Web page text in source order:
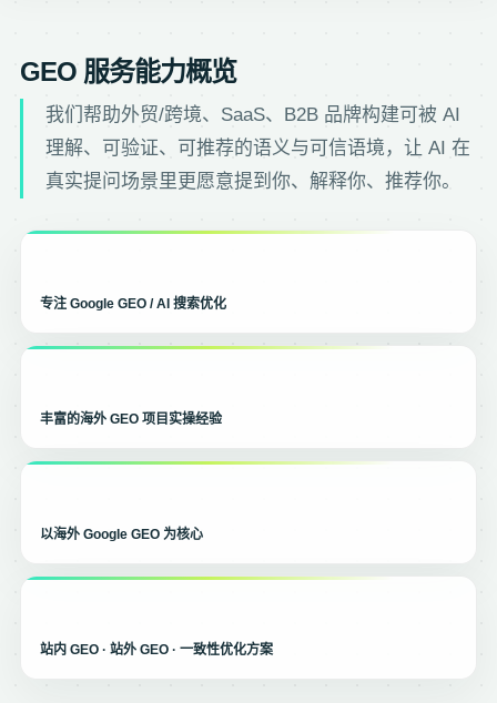
GEO 服务能力概览
我们帮助外贸/跨境、SaaS、B2B 品牌构建可被 AI
理解、可验证、可推荐的语义与可信语境，让 AI 在
真实提问场景里更愿意提到你、解释你、推荐你。
专注 Google GEO / AI 搜索优化
丰富的海外 GEO 项目实操经验
以海外 Google GEO 为核心
站内 GEO · 站外 GEO · 一致性优化方案